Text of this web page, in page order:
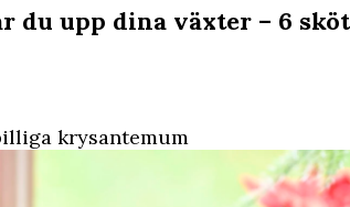
du upp dina växter – 6
krysantemum